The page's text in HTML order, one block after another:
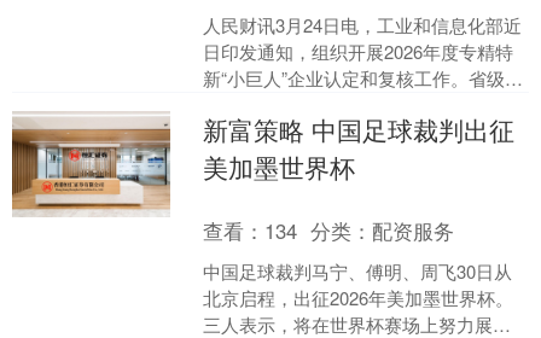
人民财讯3月24日电，工业和信息化部近
日印发通知，组织开展2026年度专精特
新“小巨人”企业认定和复核工作。省级专
新“小巨人”企....
新富策略 中国足球裁判出征
美加墨世界杯
查看： 134 分类：配资服务
中国足球裁判马宁、傅明、周飞30日从
北京启程，出征2026年美加墨世界杯。
三人表示，将在世界杯赛场上努力展现